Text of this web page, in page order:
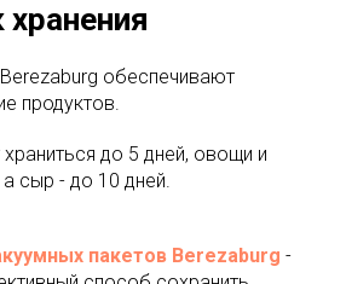
обеспечивают
продуктов.
до 5 дней, овощи и
сыр - до 10 дней.
пакетов Berezaburg -